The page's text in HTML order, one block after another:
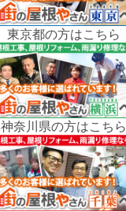
東京都の方はこちら
神奈川県の方はこちら